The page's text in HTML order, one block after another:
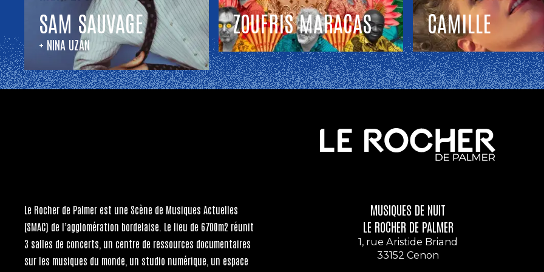
SAM SAUVAGE
+ NINA UZAN
ZOUFRIS MARACAS CAMILLE
Le Rocher de Palmer est une Scène de Musiques Actuelles
(SMAC) de l’agglomération bordelaise. Le lieu de 6700m2 réunit
3 salles de concerts, un centre de ressources documentaires
sur les musiques du monde, un studio numérique, un espace
MUSIQUES DE NUIT
LE ROCHER DE PALMER
1, rue Aristide Briand
33152 Cenon